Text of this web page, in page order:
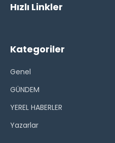
Hızlı Linkler
Kategoriler
Genel
GÜNDEM
YEREL HABERLER
Yazarlar